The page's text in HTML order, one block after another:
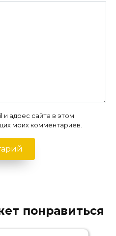
и адрес сайта в этом
моих комментариев.
понравиться